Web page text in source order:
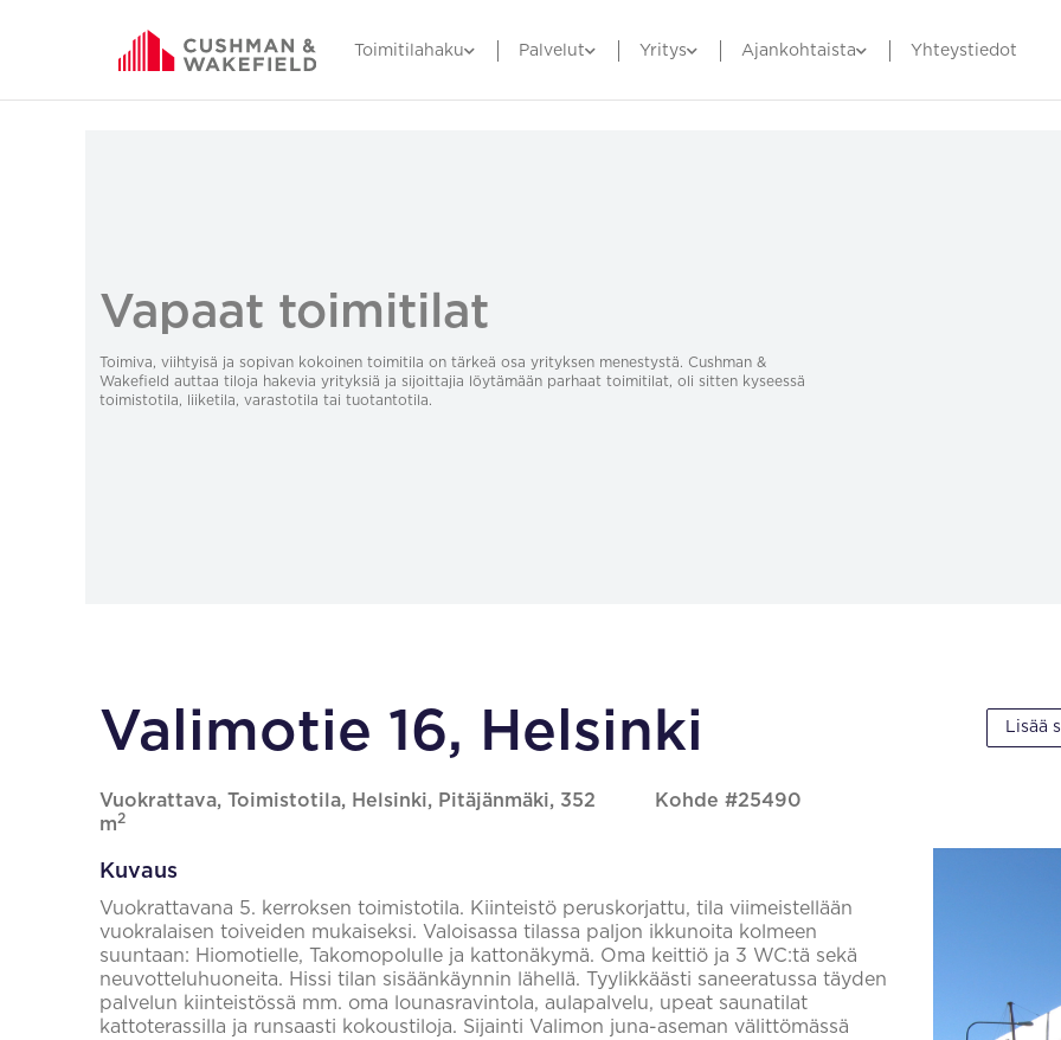
Toimitilahaku Palvelut Yritys Ajankohtaista Yhteystiedot
Vapaat toimitilat
Toimiva, viihtyisä ja sopivan kokoinen toimitila on tärkeä osa yrityksen menestystä. Cushman &
Wakefield auttaa tiloja hakevia yrityksiä ja sijoittajia löytämään parhaat toimitilat, oli sitten kyseessä
toimistotila, liiketila, varastotila tai tuotantotila.
Valimotie 16, Helsinki
Vuokrattava, Toimistotila, Helsinki, Pitäjänmäki, 352
m2
Kohde #25490
Lisää
Kuvaus
Vuokrattavana 5. kerroksen toimistotila. Kiinteistö peruskorjattu, tila viimeistellään
vuokralaisen toiveiden mukaiseksi. Valoisassa tilassa paljon ikkunoita kolmeen
suuntaan: Hiomotielle, Takomopolulle ja kattonäkymä. Oma keittiö ja 3 WC:tä sekä
neuvotteluhuoneita. Hissi tilan sisäänkäynnin lähellä. Tyylikkäästi saneeratussa täyden
palvelun kiinteistössä mm. oma lounasravintola, aulapalvelu, upeat saunatilat
kattoterassilla ja runsaasti kokoustiloja. Sijainti Valimon juna-aseman välittömässä